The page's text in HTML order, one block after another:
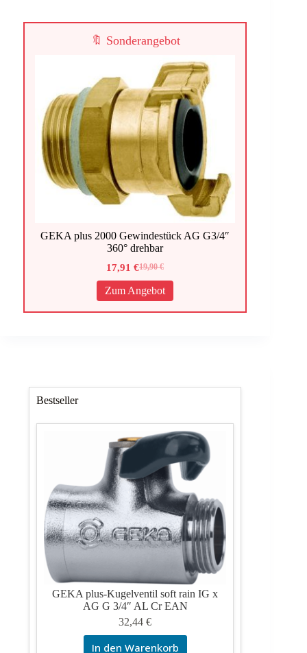
🔖 Sonderangebot
GEKA plus 2000 Gewindestück AG G3/4″
360° drehbar
19,90€
Ursprünglicher
Preis
war:
19,90 €
17,91€
Aktueller
Preis
ist:
17,91 €.
Zum Angebot
Bestseller
GEKA plus-Kugelventil soft rain IG x
AG G 3/4″ AL Cr EAN
32,44€
In den Warenkorb